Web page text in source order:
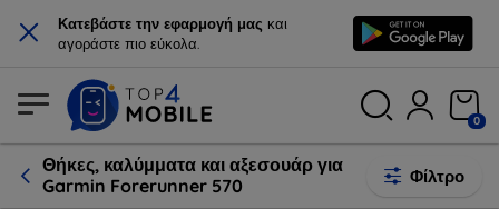
× Κατεβάστε την εφαρμογή μας και
αγοράστε πιο εύκολα.
0
Θήκες, καλύμματα και αξεσουάρ για
Garmin Forerunner 570
Φίλτρο